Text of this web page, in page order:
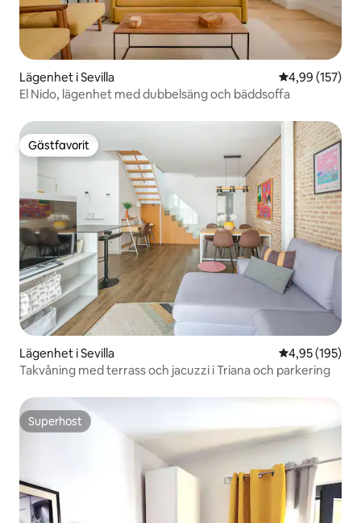
Lägenhet i Sevilla 4,99 av 5 i
4,99 (157)
El Nido, lägenhet med dubbelsäng och bäddsoffa
Gästfavorit
Gästfavorit
Lägenhet i Sevilla 4,95 av 5 i
4,95 (195)
Takvåning med terrass och jacuzzi i Triana och parkering
Superhost
Superhost